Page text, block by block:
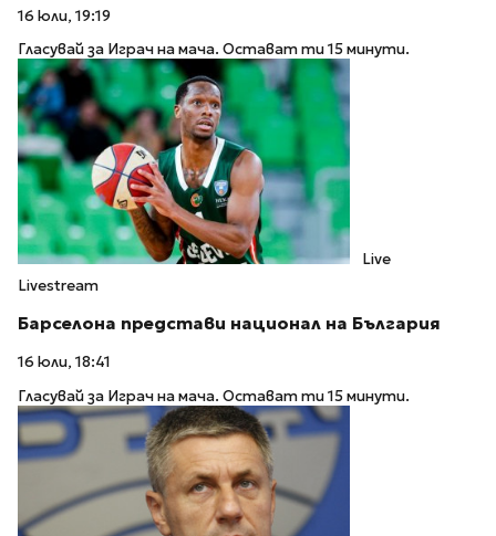
16 юли, 19:19
Гласувай за Играч на мача. Остават ти 15 минути.
Live
Livestream
Барселона представи национал на България
16 юли, 18:41
Гласувай за Играч на мача. Остават ти 15 минути.